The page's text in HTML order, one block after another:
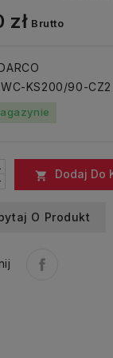
zł Brutto
WC-KS200/90-CZ2
 Dodaj Do
O Produkt